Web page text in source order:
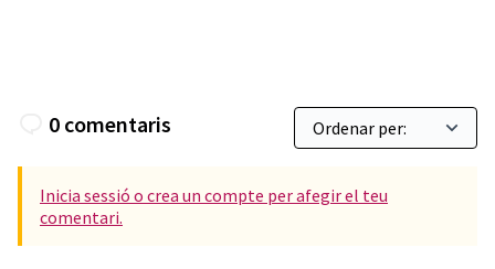
0 comentaris
Inicia sessió o crea un compte per afegir el teu
comentari.